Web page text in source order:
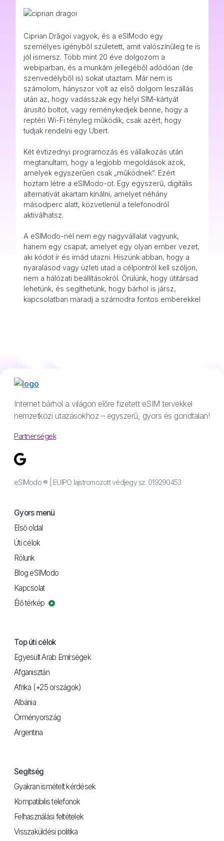
Ciprian Drăgoi vagyok, és a eSIModo egy
személyes igényből született, amit valószínűleg te is
jól ismersz. Több mint 20 éve dolgozom a
webiparban, és a munkám jellegéből adódóan (de
szenvedélyből is) sokat utaztam. Már nem is
számolom, hányszor volt az első dolgom leszállás
után az, hogy vadásszak egy helyi SIM-kártyát
árusító boltot, vagy reménykedjek benne, hogy a
reptéri Wi-Fi tényleg működik, csak azért, hogy
tudjak rendelni egy Ubert.
Két évtizednyi programozás és vállalkozás után
megtanultam, hogy a legjobb megoldások azok,
amelyek egyszerűen csak „működnek”. Ezért
hoztam létre a eSIModo-ot. Egy egyszerű, digitális
alternatívát akartam kínálni, amelyet néhány
másodperc alatt, közvetlenül a telefonodról
aktiválhatsz.
A eSIModo-nél nem egy nagyvállalat vagyunk,
hanem egy csapat, amelyet egy olyan ember vezet,
aki kódot ír és imád utazni. Hiszünk abban, hogy a
nyaralásod vagy üzleti utad a célpontról kell szóljon,
nem a hálózati beállításokról. Örülünk, hogy útitársad
lehetünk, és segíthetünk, hogy bárhol is jársz,
kapcsolatban maradj a számodra fontos emberekkel
Internet bárhol a világon előre fizetett eSIM tervekkel
nemzetközi utazásokhoz – egyszerű, gyors és gondtalan!
Partnerségek
eSIModo ® | EUIPO lajstromozott védjegy sz. 019290453
Gyors menü
Első oldal
Úti célok
Rólunk
Blog eSIModo
Kapcsolat
Élő térkép
Top úti célok
Egyesült Arab Emírségek
Afganisztán
Afrika (+25 országok)
Albánia
Örményország
Argentina
Segítség
Gyakran ismételt kérdések
Kompatibilis telefonok
Felhasználási feltételek
Visszaküldési politika